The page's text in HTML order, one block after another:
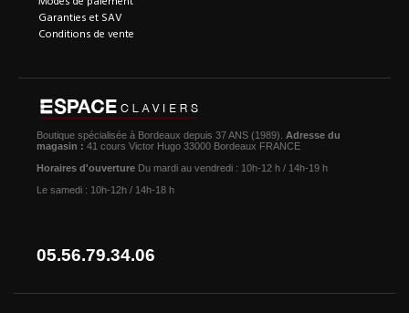
Garanties et SAV
Conditions de vente
Boutique spécialisée à Bordeaux depuis 37 ANS (1989). Adresse du
magasin : 41 cours Victor Hugo 33000 Bordeaux FRANCE
Horaires d'ouverture Du mardi au vendredi : 10h-12 h / 14h-19 h
Le samedi : 10h-12h / 14h-18 h
05.56.79.34.06